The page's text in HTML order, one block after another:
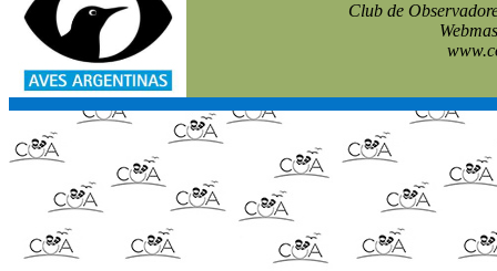
Club de